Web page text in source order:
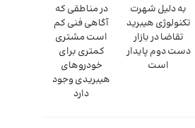
به دلیل شهرت
تکنولوژی هیبرید
تقاضا در بازار
دست دوم پایدار
است
در مناطقی که
آگاهی فنی کم
است مشتری
کمتری برای
خودروهای
هیبریدی وجود
دارد